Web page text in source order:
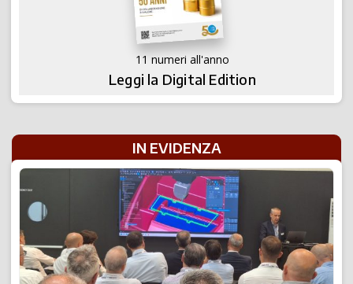
11 numeri all'anno
Leggi la Digital Edition
IN EVIDENZA